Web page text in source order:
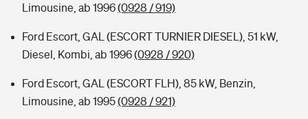
Limousine, ab 1996(0928 / 919)
Ford Escort, GAL (ESCORT TURNIER DIESEL), 51 kW,
Diesel, Kombi, ab 1996(0928 / 920)
Ford Escort, GAL (ESCORT FLH), 85 kW, Benzin,
Limousine, ab 1995(0928 / 921)